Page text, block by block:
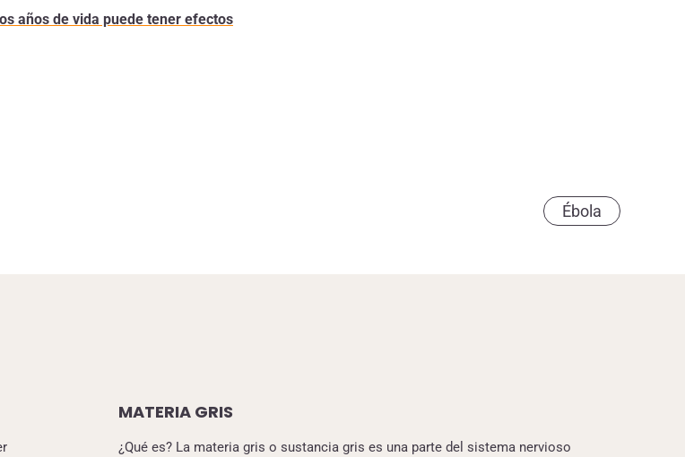
años de vida puede tener efectos
Ébola
MATERIA GRIS
¿Qué es? La materia gris o sustancia gris es una parte del sistema nervioso